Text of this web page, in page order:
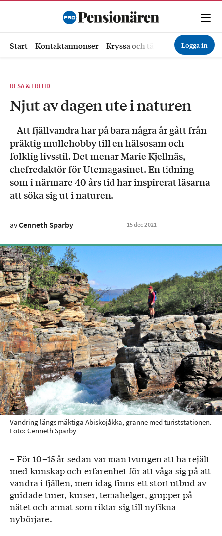
Start Kontaktannonser Kryssa och tävla Ekonomi
Logga in
RESA & FRITID
Njut av dagen ute i naturen
– Att fjällvandra har på bara några år gått från
präktig mullehobby till en hälsosam och
folklig livsstil. Det menar Marie Kjellnäs,
chefredaktör för Utemagasinet. En tidning
som i närmare 40 års tid har inspirerat läsarna
att söka sig ut i naturen.
avCenneth Sparby 15dec 2021
Vandring längs mäktiga Abiskojåkka, granne med turiststationen.
Foto: Cenneth Sparby
– För 10–15 år sedan var man tvung­en att ha rejält
med kunskap och erfarenhet för att våga sig på att
vandra i fjällen, men idag finns ett stort utbud av
guidade turer, kurser, temahelger, grupper på
nätet och annat som riktar sig till nyfikna
nybörjare.